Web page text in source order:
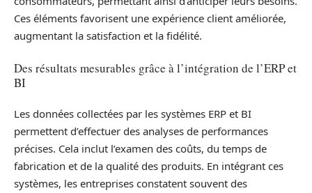
Ces éléments favorisent une expérience client améliorée,
augmentant la satisfaction et la fidélité.
Des résultats mesurables grâce à l’intégration de l’ERP et
BI
Les données collectées par les systèmes ERP et BI
permettent d’effectuer des analyses de performances
précises. Cela inclut l’examen des coûts, du temps de
fabrication et de la qualité des produits. En intégrant ces
systèmes, les entreprises constatent souvent des